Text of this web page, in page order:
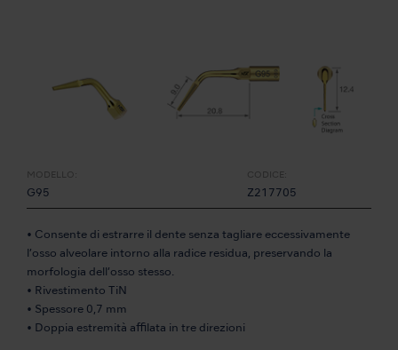
MODELLO:
G95
CODICE:
Z217705
• Consente di estrarre il dente senza tagliare eccessivamente
l’osso alveolare intorno alla radice residua, preservando la
morfologia dell’osso stesso.
• Rivestimento TiN
• Spessore 0,7 mm
• Doppia estremità affilata in tre direzioni